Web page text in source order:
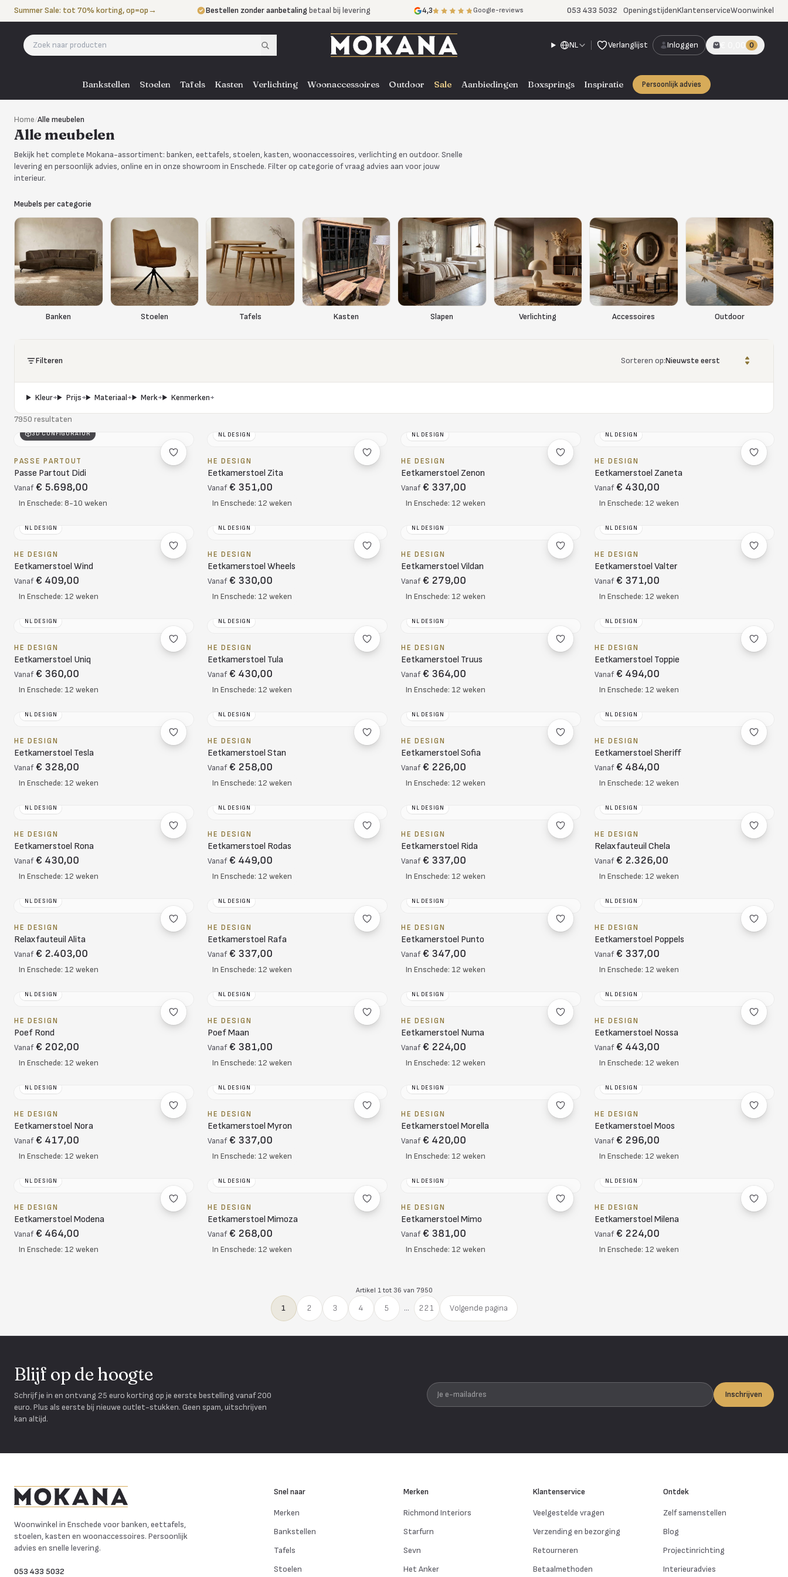
Naar de inhoud
Summer Sale: tot 70% korting, op=op→ Bestellen zonder aanbetaling betaal bij levering
Eigen bezorgdienst door heel NL, BE en DE
4,3 Google-reviews 053 433 5032 OpeningstijdenKlantenserviceWoonwinkel
NL Verlanglijst Inloggen € 0,00 0
Bankstellen Stoelen Tafels Kasten Verlichting Woonaccessoires Outdoor Sale Aanbiedingen Boxsprings Inspiratie Persoonlijk advies
Home/Alle meubelen
Alle meubelen
Bekijk het complete Mokana-assortiment: banken, eettafels, stoelen, kasten, woonaccessoires, verlichting en outdoor. Snelle
levering en persoonlijk advies, online en in onze showroom in Enschede. Filter op categorie of vraag advies aan voor jouw
interieur.
Meubels per categorie
Banken Stoelen Tafels Kasten Slapen Verlichting Accessoires Outdoor
Filteren Sorteren op:
Filteren
Prijs+ Kenmerken+
Merk+
Materiaal+
Kleur+
7950 resultaten
3D CONFIGURATOR
PASSE PARTOUT
Passe Partout Didi
Vanaf € 5.698,00
In Enschede: 8-10 weken
NL DESIGN
HE DESIGN
Eetkamerstoel Zita
Vanaf € 351,00
In Enschede: 12 weken
NL DESIGN
HE DESIGN
Eetkamerstoel Zenon
Vanaf € 337,00
In Enschede: 12 weken
NL DESIGN
HE DESIGN
Eetkamerstoel Zaneta
Vanaf € 430,00
In Enschede: 12 weken
NL DESIGN
HE DESIGN
Eetkamerstoel Wind
Vanaf € 409,00
In Enschede: 12 weken
NL DESIGN
HE DESIGN
Eetkamerstoel Wheels
Vanaf € 330,00
In Enschede: 12 weken
NL DESIGN
HE DESIGN
Eetkamerstoel Vildan
Vanaf € 279,00
In Enschede: 12 weken
NL DESIGN
HE DESIGN
Eetkamerstoel Valter
Vanaf € 371,00
In Enschede: 12 weken
NL DESIGN
HE DESIGN
Eetkamerstoel Uniq
Vanaf € 360,00
In Enschede: 12 weken
NL DESIGN
HE DESIGN
Eetkamerstoel Tula
Vanaf € 430,00
In Enschede: 12 weken
NL DESIGN
HE DESIGN
Eetkamerstoel Truus
Vanaf € 364,00
In Enschede: 12 weken
NL DESIGN
HE DESIGN
Eetkamerstoel Toppie
Vanaf € 494,00
In Enschede: 12 weken
NL DESIGN
HE DESIGN
Eetkamerstoel Tesla
Vanaf € 328,00
In Enschede: 12 weken
NL DESIGN
HE DESIGN
Eetkamerstoel Stan
Vanaf € 258,00
In Enschede: 12 weken
NL DESIGN
HE DESIGN
Eetkamerstoel Sofia
Vanaf € 226,00
In Enschede: 12 weken
NL DESIGN
HE DESIGN
Eetkamerstoel Sheriff
Vanaf € 484,00
In Enschede: 12 weken
NL DESIGN
HE DESIGN
Eetkamerstoel Rona
Vanaf € 430,00
In Enschede: 12 weken
NL DESIGN
HE DESIGN
Eetkamerstoel Rodas
Vanaf € 449,00
In Enschede: 12 weken
NL DESIGN
HE DESIGN
Eetkamerstoel Rida
Vanaf € 337,00
In Enschede: 12 weken
NL DESIGN
HE DESIGN
Relaxfauteuil Chela
Vanaf € 2.326,00
In Enschede: 12 weken
NL DESIGN
HE DESIGN
Relaxfauteuil Alita
Vanaf € 2.403,00
In Enschede: 12 weken
NL DESIGN
HE DESIGN
Eetkamerstoel Rafa
Vanaf € 337,00
In Enschede: 12 weken
NL DESIGN
HE DESIGN
Eetkamerstoel Punto
Vanaf € 347,00
In Enschede: 12 weken
NL DESIGN
HE DESIGN
Eetkamerstoel Poppels
Vanaf € 337,00
In Enschede: 12 weken
NL DESIGN
HE DESIGN
Poef Rond
Vanaf € 202,00
In Enschede: 12 weken
NL DESIGN
HE DESIGN
Poef Maan
Vanaf € 381,00
In Enschede: 12 weken
NL DESIGN
HE DESIGN
Eetkamerstoel Numa
Vanaf € 224,00
In Enschede: 12 weken
NL DESIGN
HE DESIGN
Eetkamerstoel Nossa
Vanaf € 443,00
In Enschede: 12 weken
NL DESIGN
HE DESIGN
Eetkamerstoel Nora
Vanaf € 417,00
In Enschede: 12 weken
NL DESIGN
HE DESIGN
Eetkamerstoel Myron
Vanaf € 337,00
In Enschede: 12 weken
NL DESIGN
HE DESIGN
Eetkamerstoel Morella
Vanaf € 420,00
In Enschede: 12 weken
NL DESIGN
HE DESIGN
Eetkamerstoel Moos
Vanaf € 296,00
In Enschede: 12 weken
NL DESIGN
HE DESIGN
Eetkamerstoel Modena
Vanaf € 464,00
In Enschede: 12 weken
NL DESIGN
HE DESIGN
Eetkamerstoel Mimoza
Vanaf € 268,00
In Enschede: 12 weken
NL DESIGN
HE DESIGN
Eetkamerstoel Mimo
Vanaf € 381,00
In Enschede: 12 weken
NL DESIGN
HE DESIGN
Eetkamerstoel Milena
Vanaf € 224,00
In Enschede: 12 weken
Artikel 1 tot 36 van 7950
1 2 3 4 5 ... 221 Volgende pagina
Blijf op de hoogte
Schrijf je in en ontvang 25 euro korting op je eerste bestelling vanaf 200
euro. Plus als eerste bij nieuwe outlet-stukken. Geen spam, uitschrijven
kan altijd.
Je e-mailadres
Inschrijven
Woonwinkel in Enschede voor banken, eettafels,
stoelen, kasten en woonaccessoires. Persoonlijk
advies en snelle levering.
053 433 5032
Snel naar
Merken
Bankstellen
Tafels
Stoelen
Merken
Richmond Interiors
Starfurn
Sevn
Het Anker
Klantenservice
Veelgestelde vragen
Verzending en bezorging
Retourneren
Betaalmethoden
Ontdek
Zelf samenstellen
Blog
Projectinrichting
Interieuradvies